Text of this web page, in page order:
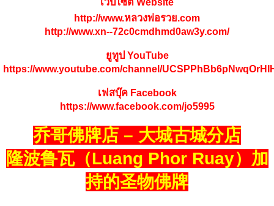
http://www.หลวงพ่อรวย.com
http://www.xn--72c0cmdhmd0aw3y.com/
ยูทูป YouTube
https://www.youtube.com/channel/
เฟสบุ๊ค Facebook
https://www.facebook.com/jo5995
乔哥佛牌店 – 大城古城分店
隆波鲁瓦（Luang Phor Ruay）加
持的圣物佛牌